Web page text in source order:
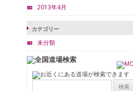
2013年4月
カテゴリー
未分類